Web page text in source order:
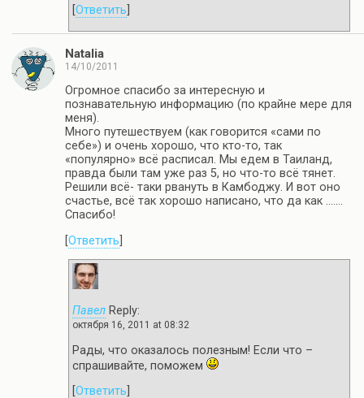
Ответить
Natalia
14/10/2011
Огромное спасибо за интересную и
познавательную информацию (по крайне мере для
меня).
Много путешествуем (как говорится «сами по
себе») и очень хорошо, что кто-то, так
«популярно» всё расписал. Мы едем в Таиланд,
правда были там уже раз 5, но что-то всё тянет.
Решили всё- таки рвануть в Камбоджу. И вот оно
счастье, всё так хорошо написано, что да как …….
Спасибо!
Ответить
Павел Reply:
октября 16, 2011 at 08:32
Рады, что оказалось полезным! Если что –
спрашивайте, поможем
Ответить